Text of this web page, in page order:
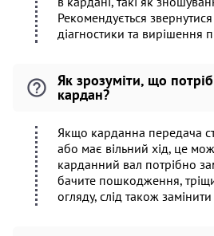
Рекомендується
діагностики та вирішення
Як зрозуміти, що
кардан?
Якщо карданна передача
або має вільний хід, це
карданний вал потрібно
бачите пошкодження,
огляду, слід також